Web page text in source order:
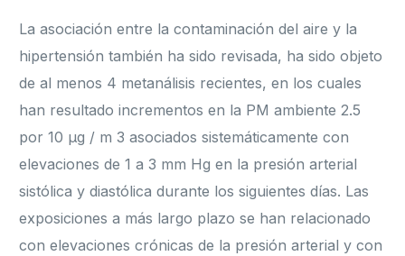
La asociación entre la contaminación del aire y la
hipertensión también ha sido revisada, ha sido objeto
de al menos 4 metanálisis recientes, en los cuales
han resultado incrementos en la PM ambiente 2.5
por 10 μg / m 3 asociados sistemáticamente con
elevaciones de 1 a 3 mm Hg en la presión arterial
sistólica y diastólica durante los siguientes días. Las
exposiciones a más largo plazo se han relacionado
con elevaciones crónicas de la presión arterial y con